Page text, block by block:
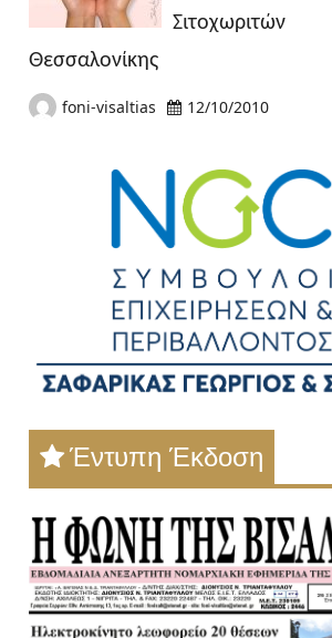
Σιτοχωριτών
Θεσσαλονίκης
foni-visaltias 12/10/2010
Έντυπη Έκδοση